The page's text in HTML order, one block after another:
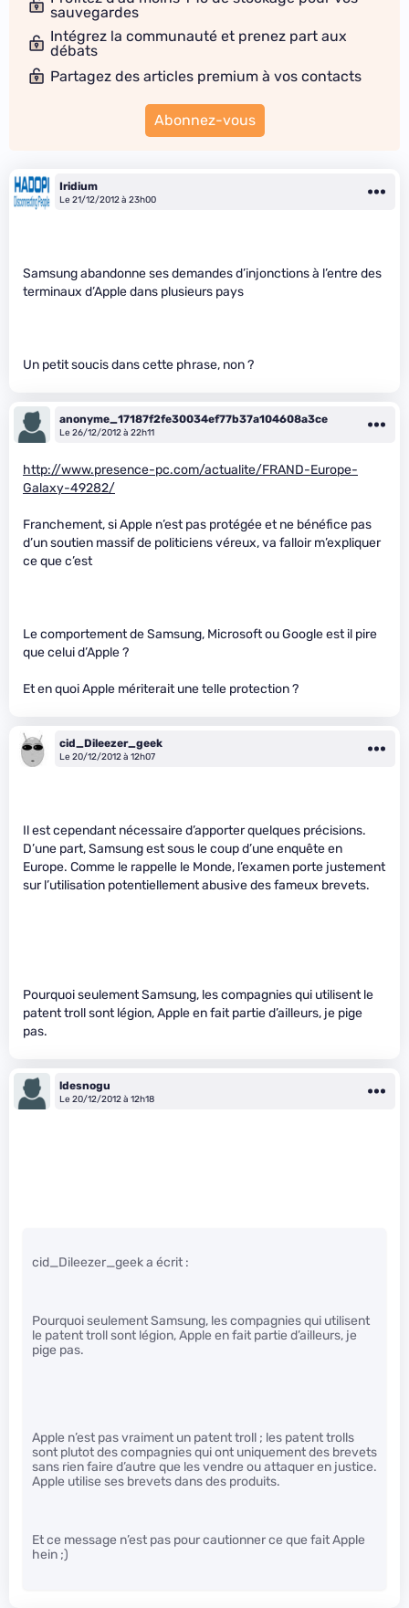
sauvegardes
Intégrez la communauté et prenez part aux
débats
Partagez des articles premium à vos contacts
Abonnez-vous
Iridium
Le 21/12/2012 à 23h00
Samsung abandonne ses demandes d’injonctions à l’entre des
terminaux d’Apple dans plusieurs pays
Un petit soucis dans cette phrase, non ?
anonyme_17187f2fe30034ef77b37a104608a3ce
Le 26/12/2012 à 22h11
http://www.presence-pc.com/actualite/FRAND-Europe-
Galaxy-49282/
Franchement, si Apple n’est pas protégée et ne bénéfice pas
d’un soutien massif de politiciens véreux, va falloir m’expliquer
ce que c’est
Le comportement de Samsung, Microsoft ou Google est il pire
que celui d’Apple ?
Et en quoi Apple mériterait une telle protection ?
cid_Dileezer_geek
Le 20/12/2012 à 12h07
Il est cependant nécessaire d’apporter quelques précisions.
D’une part, Samsung est sous le coup d’une enquête en
Europe. Comme le rappelle le Monde, l’examen porte justement
sur l’utilisation potentiellement abusive des fameux brevets.
Pourquoi seulement Samsung, les compagnies qui utilisent le
patent troll sont légion, Apple en fait partie d’ailleurs, je pige
pas.
ldesnogu
Le 20/12/2012 à 12h18
cid_Dileezer_geek a écrit :
Pourquoi seulement Samsung, les compagnies qui utilisent
le patent troll sont légion, Apple en fait partie d’ailleurs, je
pige pas.
Apple n’est pas vraiment un patent troll ; les patent trolls
sont plutot des compagnies qui ont uniquement des brevets
sans rien faire d’autre que les vendre ou attaquer en justice.
Apple utilise ses brevets dans des produits.
Et ce message n’est pas pour cautionner ce que fait Apple
hein ;)